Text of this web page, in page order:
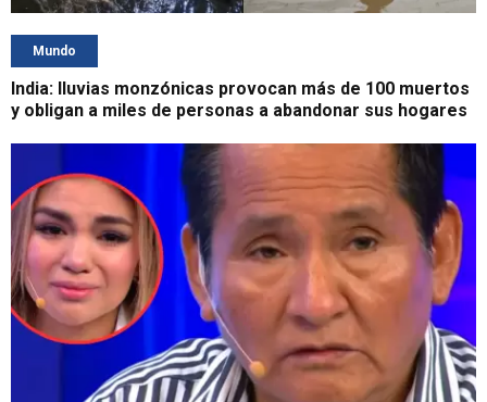
Mundo
India: lluvias monzónicas provocan más de 100 muertos
y obligan a miles de personas a abandonar sus hogares